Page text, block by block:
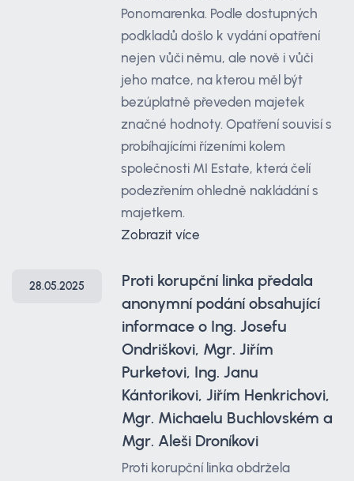
Ponomarenka. Podle dostupných
podkladů došlo k vydání opatření
nejen vůči němu, ale nově i vůči
jeho matce, na kterou měl být
bezúplatně převeden majetek
značné hodnoty. Opatření souvisí s
probíhajícími řízeními kolem
společnosti MI Estate, která čelí
podezřením ohledně nakládání s
majetkem.
Zobrazit více
28.05.2025
Proti korupční linka předala
anonymní podání obsahující
informace o Ing. Josefu
Ondriškovi, Mgr. Jiřím
Purketovi, Ing. Janu
Kántorikovi, Jiřím Henkrichovi,
Mgr. Michaelu Buchlovském a
Mgr. Aleši Droníkovi
Proti korupční linka obdržela